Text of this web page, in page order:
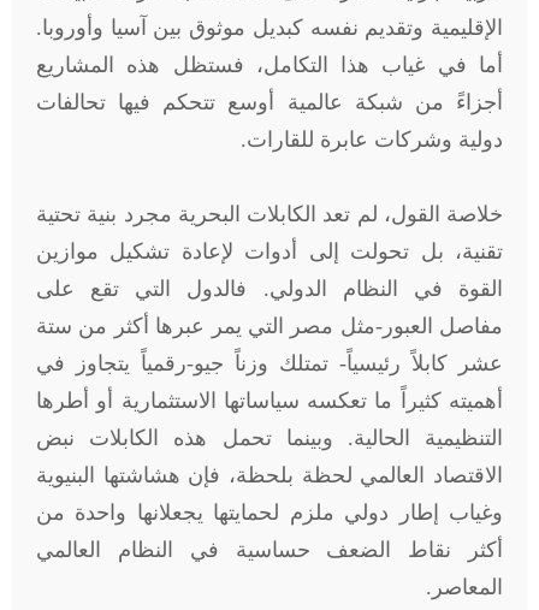
الإقليمية وتقديم نفسه كبديل موثوق بين آسيا وأوروبا.
أما في غياب هذا التكامل، فستظل هذه المشاريع
أجزاءً من شبكة عالمية أوسع تتحكم فيها تحالفات
دولية وشركات عابرة للقارات.
خلاصة القول، لم تعد الكابلات البحرية مجرد بنية تحتية
تقنية، بل تحولت إلى أدوات لإعادة تشكيل موازين
القوة في النظام الدولي. فالدول التي تقع على
مفاصل العبور-مثل مصر التي يمر عبرها أكثر من ستة
عشر كابلاً رئيسياً- تمتلك وزناً جيو-رقمياً يتجاوز في
أهميته كثيراً ما تعكسه سياساتها الاستثمارية أو أطرها
التنظيمية الحالية. وبينما تحمل هذه الكابلات نبض
الاقتصاد العالمي لحظة بلحظة، فإن هشاشتها البنيوية
وغياب إطار دولي ملزم لحمايتها يجعلانها واحدة من
أكثر نقاط الضعف حساسية في النظام العالمي
المعاصر.